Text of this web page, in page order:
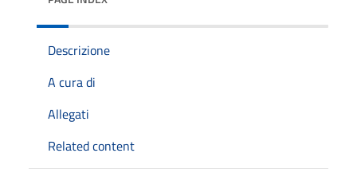
Descrizione
A cura di
Allegati
Related content